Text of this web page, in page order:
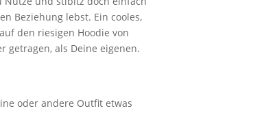
Beziehung lebst. Ein cooles,
den riesigen Hoodie von
getragen, als Deine eigenen.
oder andere Outfit etwas